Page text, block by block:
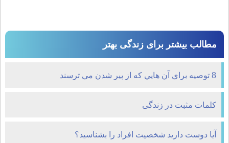
مطالب بیشتر برای زندگی بهتر
8 توصيه براي آن هايي که از پير شدن مي ترسند
کلمات مثبت در زندگی
آیا دوست دارید شخصیت افراد را بشناسید؟